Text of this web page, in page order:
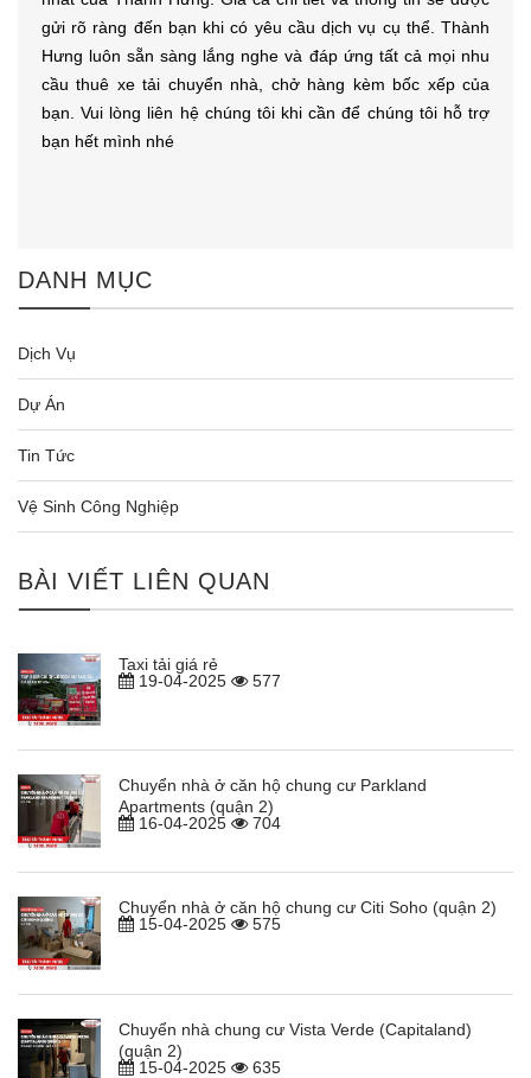
gửi rõ ràng đến bạn khi có yêu cầu dịch vụ cụ thể. Thành
Hưng luôn sẵn sàng lắng nghe và đáp ứng tất cả mọi nhu
cầu thuê xe tải chuyển nhà, chở hàng kèm bốc xếp của
bạn. Vui lòng liên hệ chúng tôi khi cần để chúng tôi hỗ trợ
bạn hết mình nhé
DANH MỤC
Dịch Vụ
Dự Án
Tin Tức
Vệ Sinh Công Nghiệp
BÀI VIẾT LIÊN QUAN
Taxi tải giá rẻ
19-04-2025
577
Chuyển nhà ở căn hộ chung cư Parkland
Apartments (quận 2)
16-04-2025
704
Chuyển nhà ở căn hộ chung cư Citi Soho (quận 2)
15-04-2025
575
Chuyển nhà chung cư Vista Verde (Capitaland)
(quận 2)
15-04-2025
635